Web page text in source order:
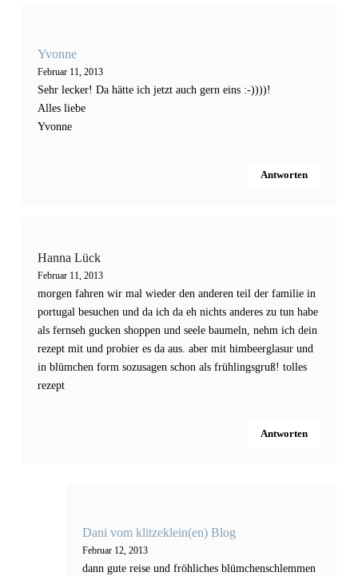
Yvonne
Februar 11, 2013
Sehr lecker! Da hätte ich jetzt auch gern eins :-))))!
Alles liebe
Yvonne
Antworten
Hanna Lück
Februar 11, 2013
morgen fahren wir mal wieder den anderen teil der familie in
portugal besuchen und da ich da eh nichts anderes zu tun habe
als fernseh gucken shoppen und seele baumeln, nehm ich dein
rezept mit und probier es da aus. aber mit himbeerglasur und
in blümchen form sozusagen schon als frühlingsgruß! tolles
rezept
Antworten
Dani vom klitzeklein(en) Blog
Februar 12, 2013
dann gute reise und fröhliches blümchenschlemmen